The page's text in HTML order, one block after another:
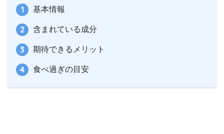
基本情報
含まれている成分
期待できるメリット
食べ過ぎの目安